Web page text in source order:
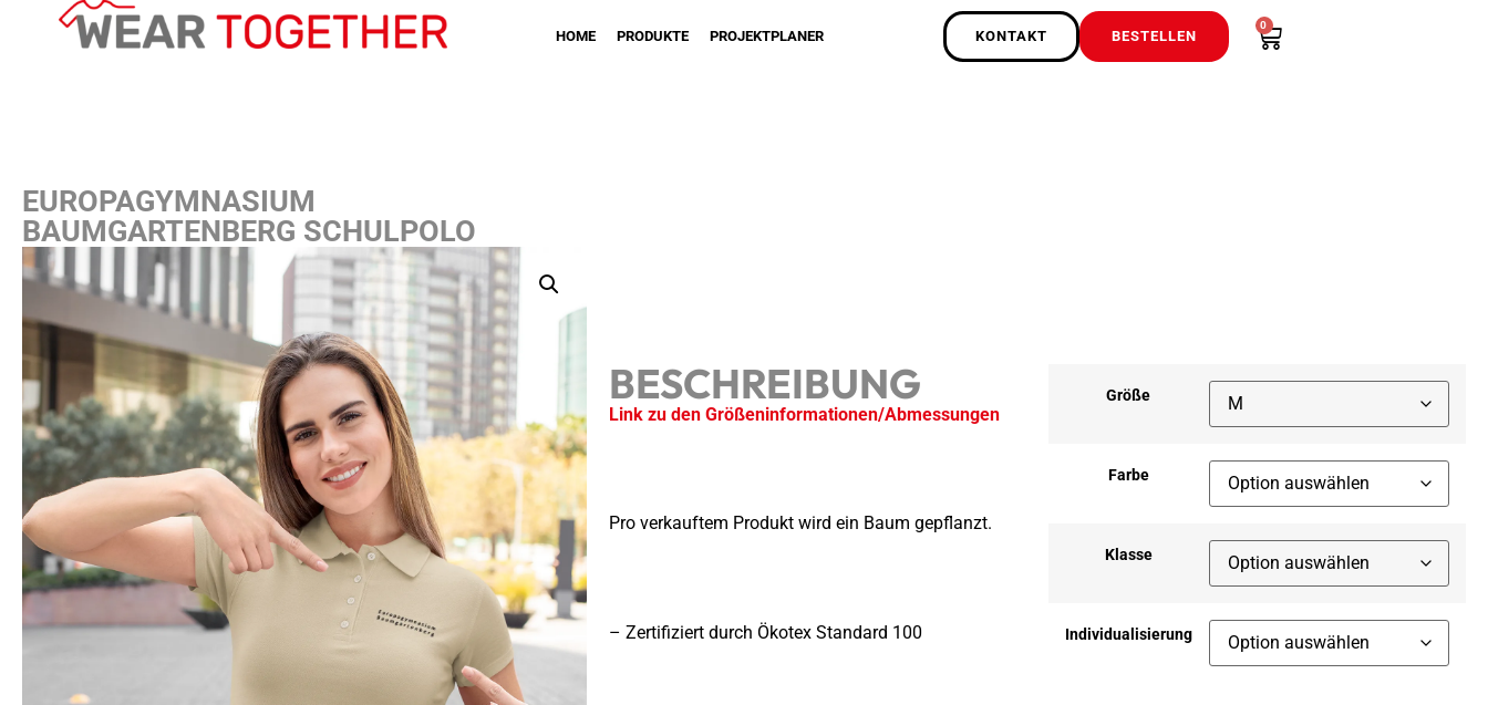
HOME PRODUKTE PROJEKTPLANER KONTAKT BESTELLEN
0
EUROPAGYMNASIUM
BAUMGARTENBERG SCHULPOLO
BESCHREIBUNG
Link zu den Größeninformationen/Abmessungen
Pro verkauftem Produkt wird ein Baum gepflanzt.
– Zertifiziert durch Ökotex Standard 100
Größe
Farbe
Klasse
Individualisierung